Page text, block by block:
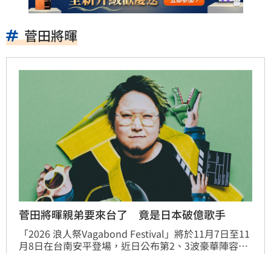
菅田將暉
菅田將暉親弟要來台了 竟是日本破億歌手
「2026 浪人祭Vagabond Festival」將於11月7日至11
月8日在台南安平登場，近日公布第2、3波豪華陣容。